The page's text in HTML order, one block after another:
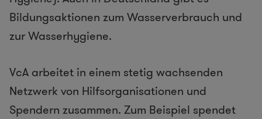
Bildungsaktionen zum Wasserverbrauch und
zur Wasserhygiene.
VcA arbeitet in einem stetig wachsenden
Netzwerk von Hilfsorganisationen und
Spendern zusammen. Zum Beispiel spendet